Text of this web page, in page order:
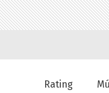
Rating